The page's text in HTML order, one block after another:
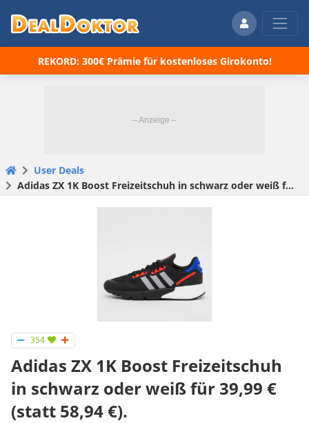
REKORD: 300€ Prämie für kostenloses Girokonto!
User Deals
Adidas ZX 1K Boost Freizeitschuh in schwarz oder weiß für 39,99 € (statt 58,94 €).
354
Adidas ZX 1K Boost Freizeitschuh
in schwarz oder weiß für 39,99 €
(statt 58,94 €).